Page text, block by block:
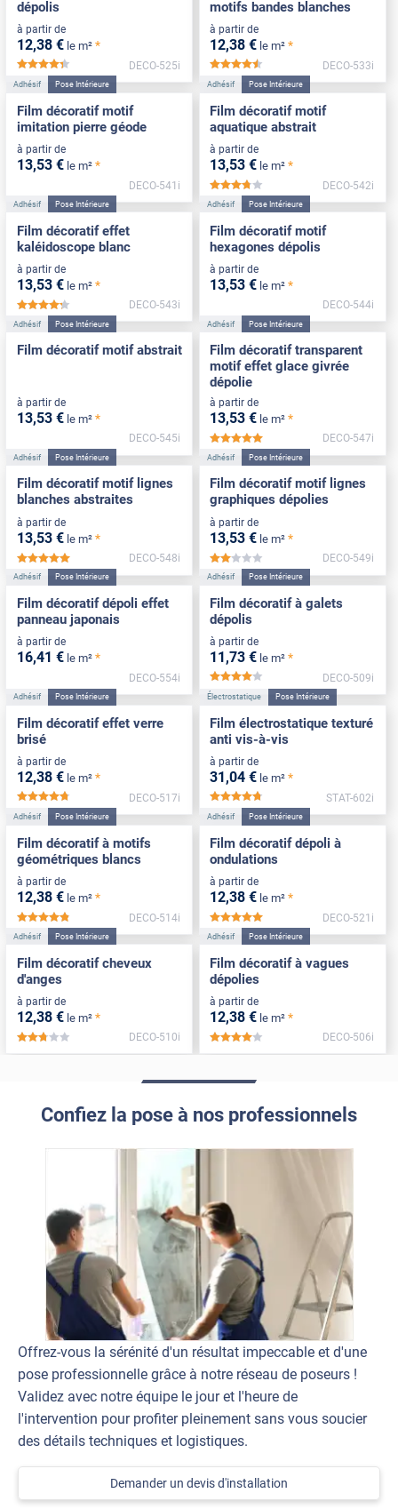
dépolis
à partir de
12,38 € le m² *
*****
DECO-525i
motifs bandes blanches
à partir de
12,38 € le m² *
*****
DECO-533i
Adhésif Pose Intérieure
Film décoratif motif
imitation pierre géode
à partir de
13,53 € le m² *
DECO-541i
Adhésif Pose Intérieure
Film décoratif motif
aquatique abstrait
à partir de
13,53 € le m² *
*****
DECO-542i
Adhésif Pose Intérieure
Film décoratif effet
kaléidoscope blanc
à partir de
13,53 € le m² *
*****
DECO-543i
Adhésif Pose Intérieure
Film décoratif motif
hexagones dépolis
à partir de
13,53 € le m² *
DECO-544i
Adhésif Pose Intérieure
Film décoratif motif abstrait
à partir de
13,53 € le m² *
DECO-545i
Adhésif Pose Intérieure
Film décoratif transparent
motif effet glace givrée
dépolie
à partir de
13,53 € le m² *
DECO-547i
Adhésif Pose Intérieure
Film décoratif motif lignes
blanches abstraites
à partir de
13,53 € le m² *
*****
DECO-548i
Adhésif Pose Intérieure
Film décoratif motif lignes
graphiques dépolies
à partir de
13,53 € le m² *
*****
DECO-549i
Adhésif Pose Intérieure
Film décoratif dépoli effet
panneau japonais
à partir de
16,41 € le m² *
DECO-554i
Adhésif Pose Intérieure
Film décoratif à galets
dépolis
à partir de
11 ,73 € le m² *
*****
DECO-509i
Adhésif Pose Intérieure
Film décoratif effet verre
brisé
à partir de
12,38 € le m² *
*****
DECO-517i
Électrostatique Pose Intérieure
Film électrostatique texturé
anti vis-à-vis
à partir de
31 ,04 € le m² *
*****
STAT-602i
Adhésif Pose Intérieure
Film décoratif à motifs
géométriques blancs
à partir de
12,38 € le m² *
*****
DECO-514i
Adhésif Pose Intérieure
Film décoratif dépoli à
ondulations
à partir de
12,38 € le m² *
DECO-521i
Adhésif Pose Intérieure
Film décoratif cheveux
d'anges
à partir de
12,38 € le m² *
*****
DECO-510i
Adhésif Pose Intérieure
Film décoratif à vagues
dépolies
à partir de
12,38 € le m² *
*****
DECO-506i
Confiez la pose à nos professionnels
Offrez-vous la sérénité d'un résultat impeccable et d'une
pose professionnelle grâce à notre réseau de poseurs !
Validez avec notre équipe le jour et l'heure de
l'intervention pour profiter pleinement sans vous soucier
des détails techniques et logistiques.
Demander un devis d'installation